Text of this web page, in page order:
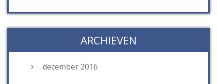
ARCHIEVEN
december 2016